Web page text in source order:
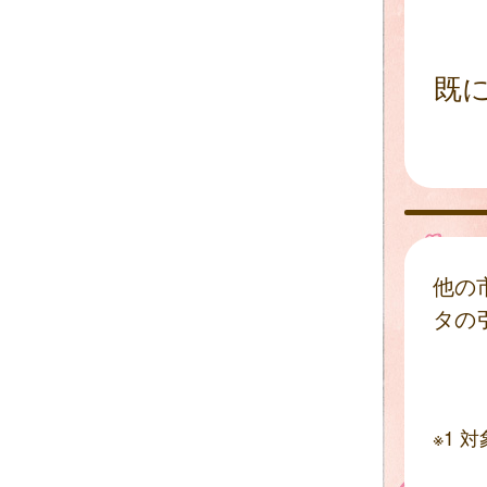
既
他の
タの
※1 対